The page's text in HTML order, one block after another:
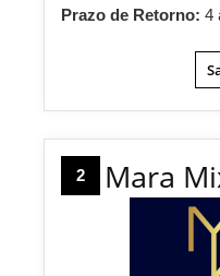
Prazo de Retorno: 4
2 Mara